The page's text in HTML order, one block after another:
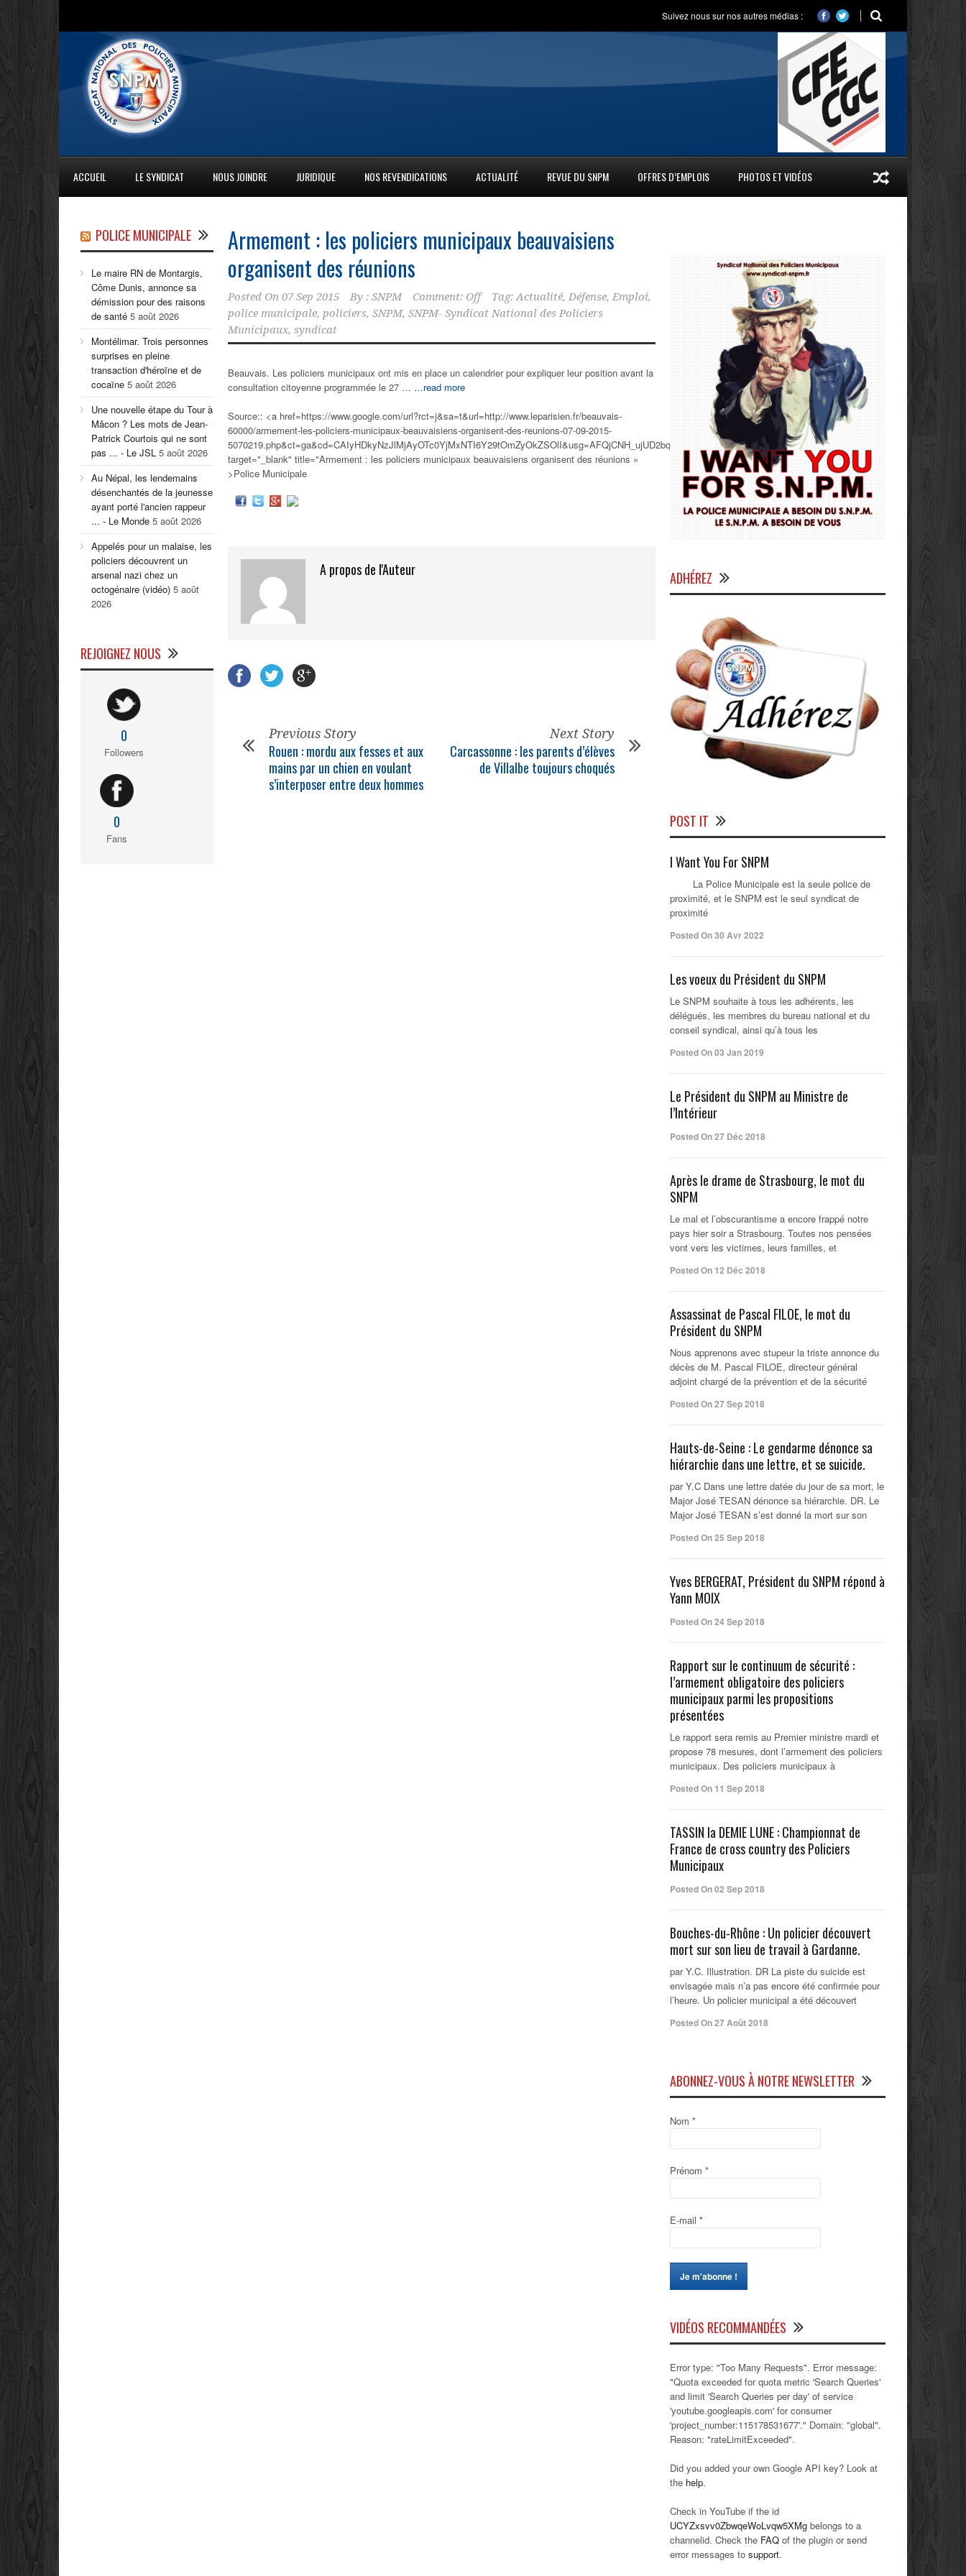
Suivez nous sur nos autres médias :
ACCUEIL LE SYNDICAT NOUS JOINDRE JURIDIQUE NOS REVENDICATIONS ACTUALITÉ REVUE DU SNPM OFFRES D’EMPLOIS PHOTOS ET VIDÉOS
Armement : les policiers municipaux beauvaisiens
organisent des réunions
Posted On 07 Sep 2015 By : SNPM Comment: Off Tag: Actualité, Défense, Emploi,
police municipale, policiers, SNPM, SNPM- Syndicat National des Policiers
Municipaux, syndicat
Beauvais. Les policiers municipaux ont mis en place un calendrier pour expliquer leur position avant la
consultation citoyenne programmée le 27 … …read more
Source:: <a href=https://www.google.com/url?rct=j&sa=t&url=http://www.leparisien.fr/beauvais-
60000/armement-les-policiers-municipaux-beauvaisiens-organisent-des-reunions-07-09-2015-
5070219.php&ct=ga&cd=CAIyHDkyNzJlMjAyOTc0YjMxNTI6Y29tOmZyOkZSOlI&usg=AFQjCNH_ujUD2bqD661LxP9hqY6cljHN4Q
target="_blank" title="Armement : les policiers municipaux beauvaisiens organisent des réunions »
>Police Municipale
A propos de l'Auteur
Previous Story
Rouen : mordu aux fesses et aux
mains par un chien en voulant
s’interposer entre deux hommes
Next Story
Carcassonne : les parents d’élèves
de Villalbe toujours choqués
POLICE MUNICIPALE
Le maire RN de Montargis,
Côme Dunis, annonce sa
démission pour des raisons
de santé 5 août 2026
Montélimar. Trois personnes
surprises en pleine
transaction d'héroïne et de
cocaïne 5 août 2026
Une nouvelle étape du Tour à
Mâcon ? Les mots de Jean-
Patrick Courtois qui ne sont
pas ... - Le JSL 5 août 2026
Au Népal, les lendemains
désenchantés de la jeunesse
ayant porté l'ancien rappeur
... - Le Monde 5 août 2026
Appelés pour un malaise, les
policiers découvrent un
arsenal nazi chez un
octogénaire (vidéo) 5 août
2026
REJOIGNEZ NOUS
0
Followers
0
Fans
ADHÉREZ
POST IT
I Want You For SNPM
La Police Municipale est la seule police de
proximité, et le SNPM est le seul syndicat de
proximité
Posted On 30 Avr 2022
Les voeux du Président du SNPM
Le SNPM souhaite à tous les adhérents, les
délégués, les membres du bureau national et du
conseil syndical, ainsi qu’à tous les
Posted On 03 Jan 2019
Le Président du SNPM au Ministre de
l’Intérieur
Posted On 27 Déc 2018
Après le drame de Strasbourg, le mot du
SNPM
Le mal et l’obscurantisme a encore frappé notre
pays hier soir a Strasbourg. Toutes nos pensées
vont vers les victimes, leurs familles, et
Posted On 12 Déc 2018
Assassinat de Pascal FILOE, le mot du
Président du SNPM
Nous apprenons avec stupeur la triste annonce du
décès de M. Pascal FILOE, directeur général
adjoint chargé de la prévention et de la sécurité
Posted On 27 Sep 2018
Hauts-de-Seine : Le gendarme dénonce sa
hiérarchie dans une lettre, et se suicide.
par Y.C Dans une lettre datée du jour de sa mort, le
Major José TESAN dénonce sa hiérarchie. DR. Le
Major José TESAN s’est donné la mort sur son
Posted On 25 Sep 2018
Yves BERGERAT, Président du SNPM répond à
Yann MOIX
Posted On 24 Sep 2018
Rapport sur le continuum de sécurité :
l’armement obligatoire des policiers
municipaux parmi les propositions
présentées
Le rapport sera remis au Premier ministre mardi et
propose 78 mesures, dont l’armement des policiers
municipaux. Des policiers municipaux à
Posted On 11 Sep 2018
TASSIN la DEMIE LUNE : Championnat de
France de cross country des Policiers
Municipaux
Posted On 02 Sep 2018
Bouches-du-Rhône : Un policier découvert
mort sur son lieu de travail à Gardanne.
par Y.C. Illustration. DR La piste du suicide est
envisagée mais n’a pas encore été confirmée pour
l’heure. Un policier municipal a été découvert
Posted On 27 Août 2018
ABONNEZ-VOUS À NOTRE NEWSLETTER
Nom *
Prénom *
E-mail *
VIDÉOS RECOMMANDÉES
Error type: "Too Many Requests". Error message:
"Quota exceeded for quota metric 'Search Queries'
and limit 'Search Queries per day' of service
'youtube.googleapis.com' for consumer
'project_number:115178531677'." Domain: "global".
Reason: "rateLimitExceeded".
Did you added your own Google API key? Look at
the help.
Check in YouTube if the id
UCYZxsvv0ZbwqeWoLvqw5XMg belongs to a
channelid. Check the FAQ of the plugin or send
error messages to support.